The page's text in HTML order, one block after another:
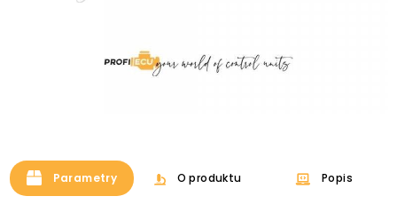
Parametry O produktu Popis